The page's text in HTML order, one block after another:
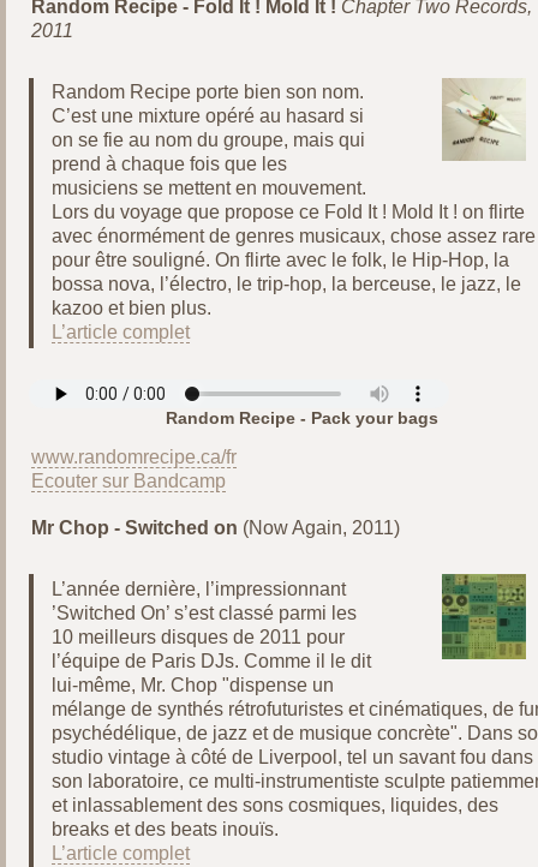
Random Recipe - Fold It ! Mold It ! Chapter Two Records,
2011
Random Recipe porte bien son nom.
C’est une mixture opéré au hasard si
on se fie au nom du groupe, mais qui
prend à chaque fois que les
musiciens se mettent en mouvement.
Lors du voyage que propose ce Fold It ! Mold It ! on flirte
avec énormément de genres musicaux, chose assez rare
pour être souligné. On flirte avec le folk, le Hip-Hop, la
bossa nova, l’électro, le trip-hop, la berceuse, le jazz, le
kazoo et bien plus.
L’article complet
Random Recipe - Pack your bags
www.randomrecipe.ca/fr
Ecouter sur Bandcamp
Mr Chop - Switched on (Now Again, 2011)
L’année dernière, l’impressionnant
’Switched On’ s’est classé parmi les
10 meilleurs disques de 2011 pour
l’équipe de Paris DJs. Comme il le dit
lui-même, Mr. Chop "dispense un
mélange de synthés rétrofuturistes et cinématiques, de
psychédélique, de jazz et de musique concrète". Dans
studio vintage à côté de Liverpool, tel un savant fou dans
son laboratoire, ce multi-instrumentiste sculpte
et inlassablement des sons cosmiques, liquides, des
breaks et des beats inouïs.
L’article complet